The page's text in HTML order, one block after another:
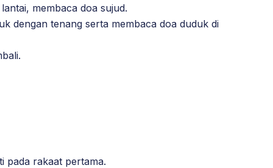
membaca doa sujud.
dengan tenang serta membaca doa duduk di
pada rakaat pertama.